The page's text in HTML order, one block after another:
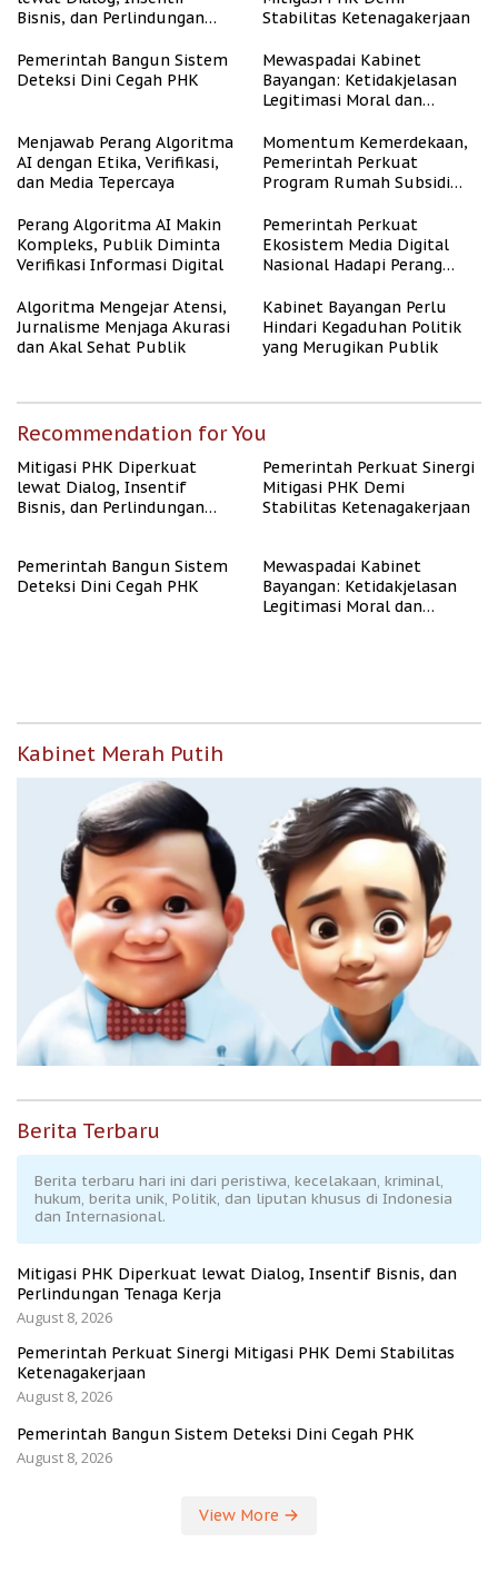
Bisnis, dan Perlindungan
Stabilitas Ketenagakerjaan
Pemerintah Bangun Sistem
Deteksi Dini Cegah PHK
Mewaspadai Kabinet
Bayangan: Ketidakjelasan
Legitimasi Moral dan
Menjawab Perang Algoritma
AI dengan Etika, Verifikasi,
dan Media Tepercaya
Momentum Kemerdekaan,
Pemerintah Perkuat
Program Rumah Subsidi
Berpenghasilan Rendah
Perang Algoritma AI Makin
Kompleks, Publik Diminta
Verifikasi Informasi Digital
Pemerintah Perkuat
Ekosistem Media Digital
Nasional Hadapi Perang
Algoritma Mengejar Atensi,
Jurnalisme Menjaga Akurasi
dan Akal Sehat Publik
Kabinet Bayangan Perlu
Hindari Kegaduhan Politik
yang Merugikan Publik
Recommendation for You
Mitigasi PHK Diperkuat
lewat Dialog, Insentif
Bisnis, dan Perlindungan
Pemerintah Perkuat Sinergi
Mitigasi PHK Demi
Stabilitas Ketenagakerjaan
Pemerintah Bangun Sistem
Deteksi Dini Cegah PHK
Mewaspadai Kabinet
Bayangan: Ketidakjelasan
Legitimasi Moral dan
Kabinet Merah Putih
Berita Terbaru
Berita terbaru hari ini dari peristiwa, kecelakaan, kriminal,
hukum, berita unik, Politik, dan liputan khusus di Indonesia
dan Internasional.
Mitigasi PHK Diperkuat lewat Dialog, Insentif Bisnis, dan
Perlindungan Tenaga Kerja
August 8, 2026
Pemerintah Perkuat Sinergi Mitigasi PHK Demi Stabilitas
Ketenagakerjaan
August 8, 2026
Pemerintah Bangun Sistem Deteksi Dini Cegah PHK
August 8, 2026
View More